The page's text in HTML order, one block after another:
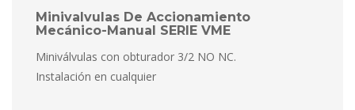
Minivalvulas De Accionamiento
Mecánico-Manual SERIE VME
Miniválvulas con obturador 3/2 NO NC.
Instalación en cualquier